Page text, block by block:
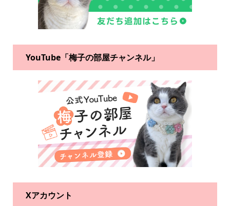
YouTube「梅子の部屋チャンネル」
Xアカウント